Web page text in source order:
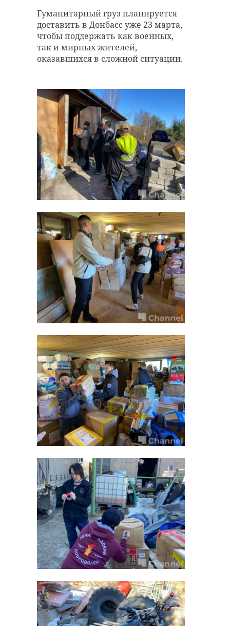
Гуманитарный груз планируется
доставить в Донбасс уже 23 марта,
чтобы поддержать как военных,
так и мирных жителей,
оказавшихся в сложной ситуации.